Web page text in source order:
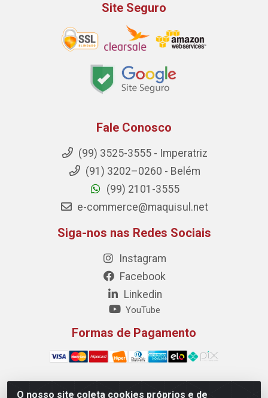
O nosso site coleta cookies próprios e de
Site Seguro
Fale Conosco
(99) 3525-3555 - Imperatriz
(91) 3202–0260 - Belém
(99) 2101-3555
e-commerce@maquisul.net
Siga-nos nas Redes Sociais
Instagram
Facebook
Linkedin
YouTube
Formas de Pagamento